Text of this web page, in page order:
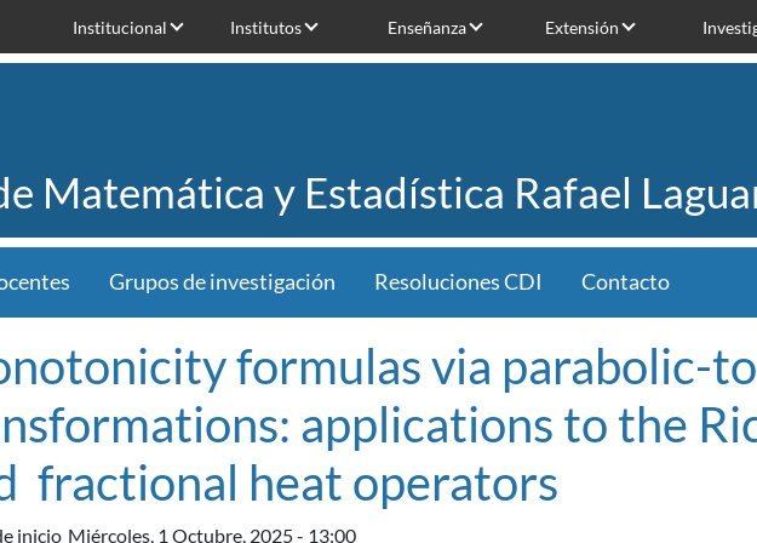
Institucional Institutos Enseñanza Extensión
Matemática y Estadística Rafael
Grupos de investigación Resoluciones CDI Contacto
formulas via parabolic-
applications to the
fractional heat operators
inicio Miércoles, 1 Octubre, 2025 - 13:00